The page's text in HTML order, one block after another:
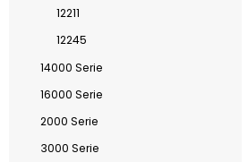
12211
12245
14000 Serie
16000 Serie
2000 Serie
3000 Serie